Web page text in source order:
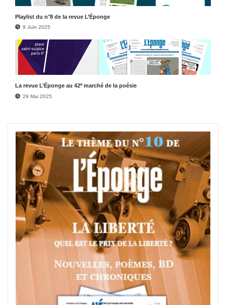
Play­list du n°8 de la revue L’Éponge
9 Juin 2025
La revue L’Éponge au 42e marché de la poésie
29 Mai 2025